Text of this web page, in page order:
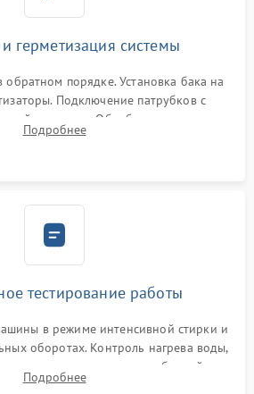
герметизация системы
обратном порядке. Установка бака на
Подключение патрубков с
хомутами. Обработка стыков
возможных протечек воды.
Подробнее
тестирование работы
в режиме интенсивной стирки и
оборотах. Контроль нагрева воды,
отсутствия излишних вибраций,
и протечек под корпусом.
Подробнее